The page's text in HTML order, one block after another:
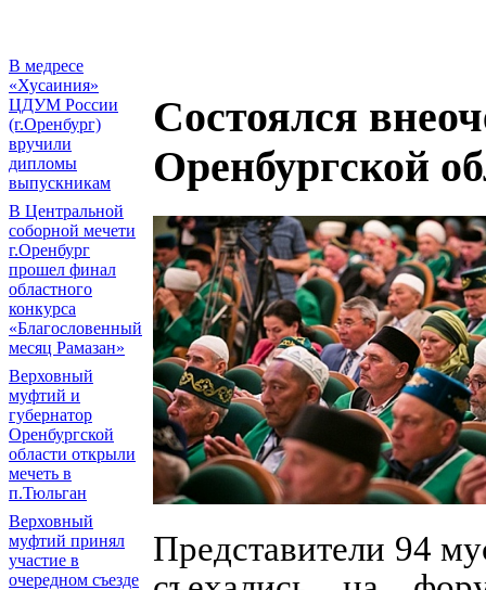
В медресе
«Хусаиния»
ЦДУМ России
(г.Оренбург)
вручили
дипломы
выпускникам
В Центральной
соборной мечети
г.Оренбург
прошел финал
областного
конкурса
«Благословенный
месяц Рамазан»
Верховный
муфтий и
губернатор
Оренбургской
области открыли
мечеть в
п.Тюльган
Верховный
муфтий принял
участие в
очередном съезде
Состоялся
Оренбургской
Представители 94